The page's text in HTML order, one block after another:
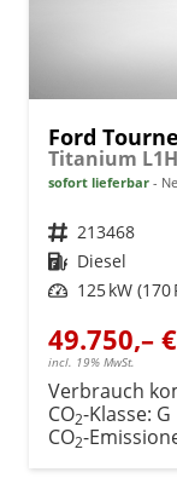
Ford
Titanium
sofort lieferbar
Fahrzeugnr. 213468
Kraftstoff Diesel
Leistung 125 kW (170
49.750,– €
incl. 19% MwSt.
Verbrauch
CO2-Klasse: G
CO2-